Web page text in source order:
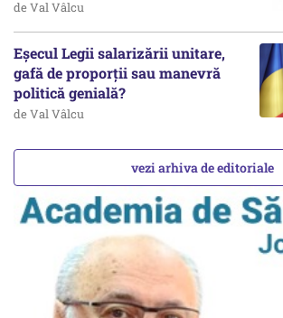
de Val Vâlcu
Eșecul Legii salarizării unitare,
gafă de proporții sau manevră
politică genială?
de Val Vâlcu
vezi arhiva de editoriale